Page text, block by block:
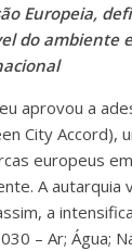
Europeia,
do ambiente
aprovou a
City Accord),
europeus
A autarquia
a
– Ar; Água;